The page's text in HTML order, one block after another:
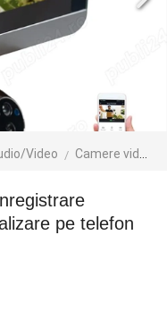
Video Camere video
pe telefon